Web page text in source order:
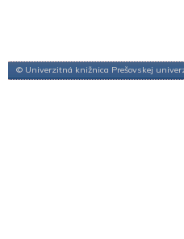
© Univerzitná knižnica Prešovskej